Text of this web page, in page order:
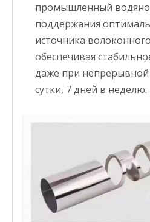
промышленный
поддержания
источника
обеспечивая
даже при непрерывной
сутки, 7 дней в неделю.